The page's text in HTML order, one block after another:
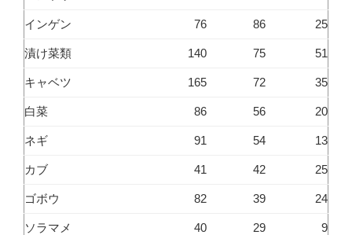
インゲン 76 86 25
漬け菜類 140 75 51
キャベツ 165 72 35
白菜 86 56 20
ネギ 91 54 13
カブ 41 42 25
ゴボウ 82 39 24
ソラマメ 40 29 9